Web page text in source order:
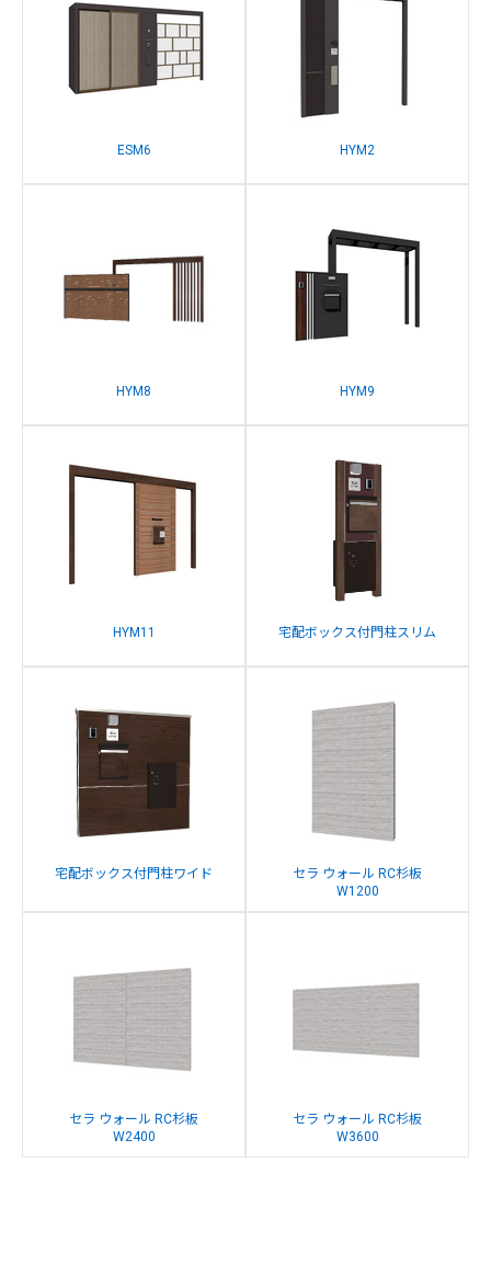
ESM6 HYM2
HYM8 HYM9
HYM11 宅配ボックス付門柱スリム
宅配ボックス付門柱ワイド
セラ ウォール RC杉板
W1200
セラ ウォール RC杉板
W2400
セラ ウォール RC杉板
W3600